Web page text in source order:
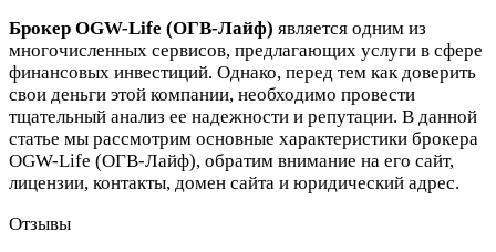
Брокер OGW-Life (ОГВ-Лайф) является одним из
многочисленных сервисов, предлагающих услуги в сфере
финансовых инвестиций. Однако, перед тем как доверить
свои деньги этой компании, необходимо провести
тщательный анализ ее надежности и репутации. В данной
статье мы рассмотрим основные характеристики брокера
OGW-Life (ОГВ-Лайф), обратим внимание на его сайт,
лицензии, контакты, домен сайта и юридический адрес.
Отзывы